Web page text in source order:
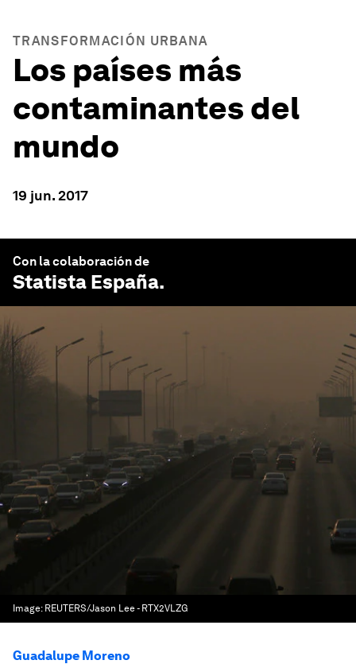
TRANSFORMACIÓN URBANA
Los países más
contaminantes del
mundo
19 jun. 2017
Con la colaboración de
Statista España.
Image: REUTERS/Jason Lee - RTX2VLZG
Guadalupe Moreno